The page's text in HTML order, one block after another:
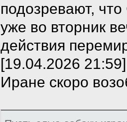
подозревают,
уже во вторник
действия
[19.04.2026
Иране скоро